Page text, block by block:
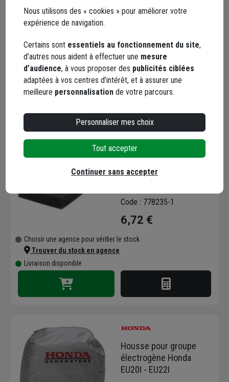
EU22I
Code : 778243-1
Choisir une agence pour vérifier le stock
Trouver du stock en agence
Livraison disponible
groupe électrogène EU
Code : 778235-1
6,72 €
Choisir une agence pour vérifier le stock
Trouver du stock en agence
Livraison disponible
Housse pour groupe
électrogène Honda
EU20I - EU22I
Nous utilisons des « cookies » pour améliorer votre
expérience de navigation.
Certains sont essentiels au fonctionnement du site,
d’autres nous aident à effectuer une mesure
d’audience, à vous proposer des publicités ciblées
adaptées à vos centres d’intérêt, et à assurer une
meilleure personnalisation de votre parcours.
Personnaliser mes choix
Tout accepter
Continuer sans accepter